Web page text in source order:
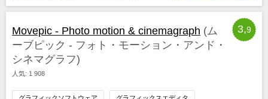
3,9
Movepic - Photo motion & cinemagraph (ム
ーブピック - フォト・モーション・アンド・
シネマグラフ)
人気: 1 908